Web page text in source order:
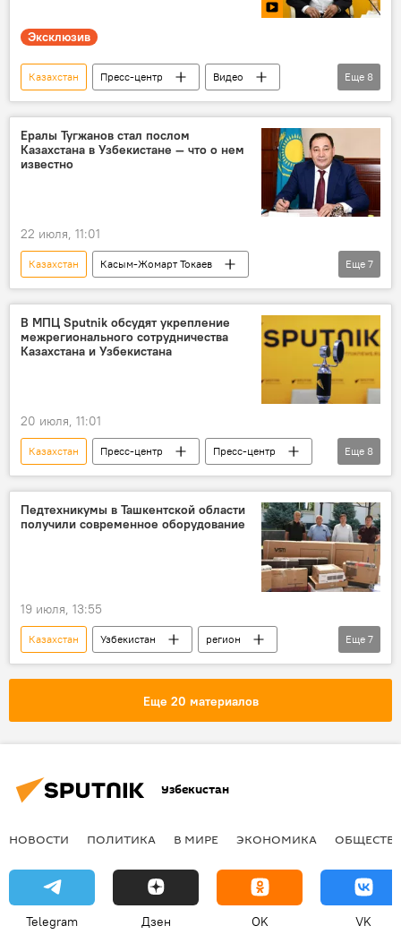
Эксклюзив
Казахстан Пресс-центр
Видео
эксклюзив
Пресс-центр
Sputnik
Узбекистан
Узбекистан
сотрудничество
регион
Еще 8
Ералы Тугжанов стал послом
Казахстана в Узбекистане — что о нем
известно
22 июля, 11:01
Казахстан
Касым-Жомарт Токаев
президент
Указ
назначения
Посол
Узбекистан
Политика
Дипломатические отношения
Еще 7
В МПЦ Sputnik обсудят укрепление
межрегионального сотрудничества
Казахстана и Узбекистана
20 июля, 11:01
Казахстан Пресс-центр
Пресс-центр
Sputnik
Узбекистан
видеомост
регион
сотрудничество
Астана
Москва
Ташкент
Еще 8
Педтехникумы в Ташкентской области
получили современное оборудование
19 июля, 13:55
Казахстан Узбекистан
регион
техника
Образование
Алма-Ата
инициатива
соотечественники
оборудование
Еще 7
Еще 20 материалов
Узбекистан
НОВОСТИ ПОЛИТИКА В МИРЕ ЭКОНОМИКА
Telegram Дзен OK VK